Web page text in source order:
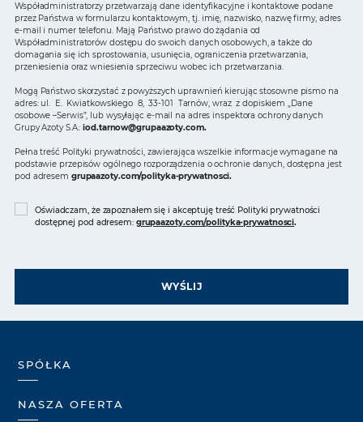
Współadministratorzy przetwarzają dane identyfikacyjne i kontaktowe podane
przez Państwa w formularzu kontaktowym, tj. imię, nazwisko, nazwę firmy, adres
e-mail i numer telefonu. Mają Państwo prawo do żądania od
Współadministratorów dostępu do swoich danych osobowych, a także do
domagania się ich sprostowania, usunięcia, ograniczenia przetwarzania,
przeniesienia oraz wniesienia sprzeciwu wobec ich przetwarzania.
Mogą Państwo skorzystać z powyższych uprawnień kierując stosowne pismo na
adres: ul. E. Kwiatkowskiego 8, 33-101 Tarnów, wraz z dopiskiem „Dane
osobowe –Serwis”, lub wysyłając e-mail na adres inspektora ochrony danych
Grupy Azoty S.A.:iod.tarnow@grupaazoty.com.
Pełna treść Polityki prywatności, zawierająca wszelkie informacje wymagane na
podstawie przepisów ogólnego rozporządzenia o ochronie danych, dostępna jest
pod adresem grupaazoty.com/polityka-prywatnosci.
Oświadczam, że zapoznałem się i akceptuję treść Polityki prywatności
dostępnej pod adresem: grupaazoty.com/polityka-prywatnosci.
WYŚLIJ
SPÓŁKA
NASZA OFERTA